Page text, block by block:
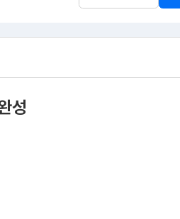
성